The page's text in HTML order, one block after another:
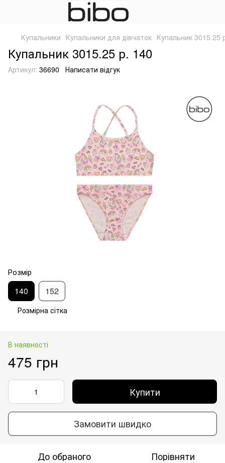
Купальники Купальники для дівчаток Купальник 3015.25
Купальник 3015.25 р. 140
Артикул: 36690 Написати відгук
Розмір
140 152
Розмірна сітка
В наявності
475 грн
Купити
Замовити швидко
До обраного Порівняти